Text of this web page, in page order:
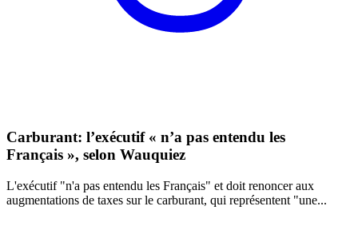
Carburant: l’exécutif « n’a pas entendu les
Français », selon Wauquiez
L'exécutif "n'a pas entendu les Français" et doit renoncer aux
augmentations de taxes sur le carburant, qui représentent "une...